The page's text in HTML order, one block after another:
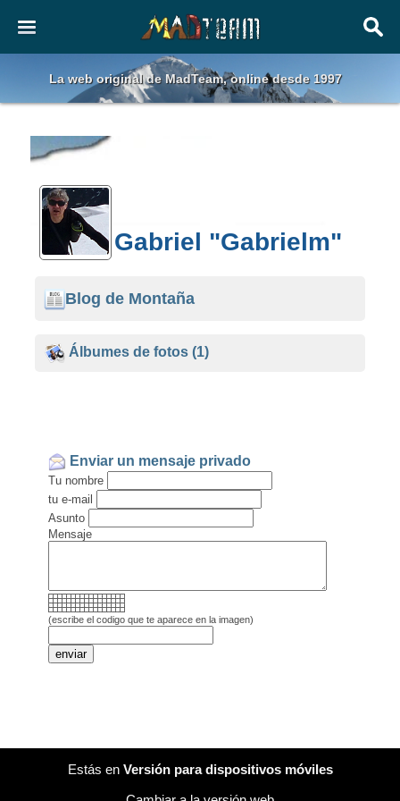
La web original de MadTeam, online desde 1997
Gabriel "Gabrielm"
Blog de Montaña
Álbumes de fotos (1)
Enviar un mensaje privado
Tu nombre
tu e-mail
Asunto
Mensaje
(escribe el codigo que te aparece en la imagen)
Estás en Versión para dispositivos móviles